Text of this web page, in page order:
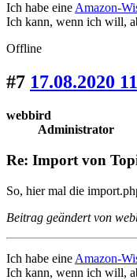
Ich habe eine Amazon-
Ich kann, wenn ich will,
Offline
#7 17.08.2020
webbird
Administrator
Re: Import von
So, hier mal die
Beitrag geändert von
Ich habe eine Amazon-
Ich kann, wenn ich will,